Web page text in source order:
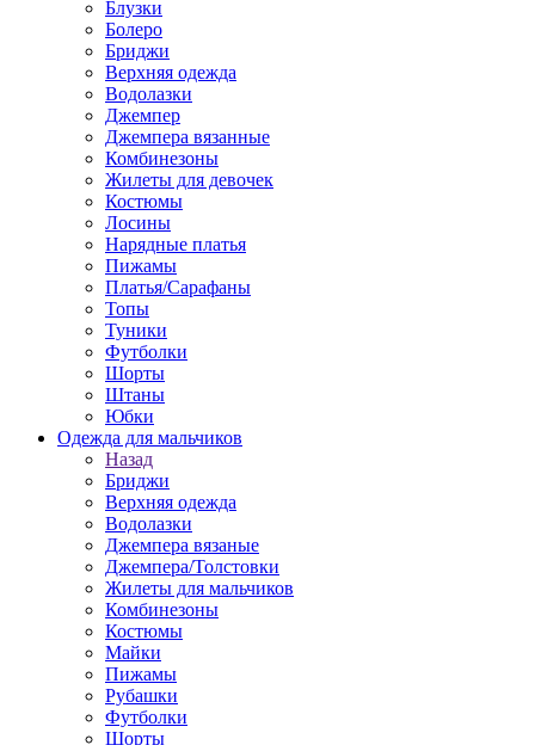
Блузки
Болеро
Бриджи
Верхняя одежда
Водолазки
Джемпер
Джемпера вязанные
Комбинезоны
Жилеты для девочек
Костюмы
Лосины
Нарядные платья
Пижамы
Платья/Сарафаны
Топы
Туники
Футболки
Шорты
Штаны
Юбки
Одежда для мальчиков
Назад
Бриджи
Верхняя одежда
Водолазки
Джемпера вязаные
Джемпера/Толстовки
Жилеты для мальчиков
Комбинезоны
Костюмы
Майки
Пижамы
Рубашки
Футболки
Шорты